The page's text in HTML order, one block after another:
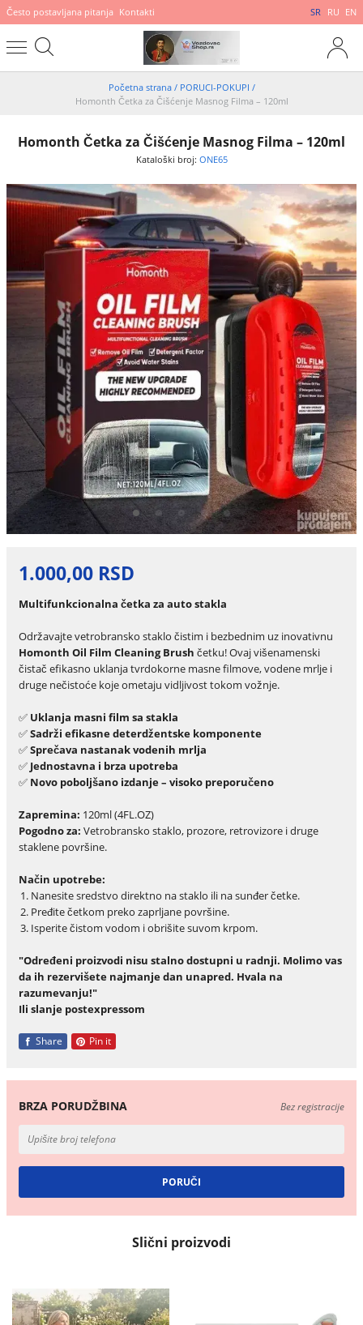
Često postavljana pitanja Kontakti SR RU EN
Početna strana / PORUCI-POKUPI /
Homonth Četka za Čišćenje Masnog Filma – 120ml
Homonth Četka za Čišćenje Masnog Filma – 120ml
Kataloški broj: ONE65
1.000,00 RSD
Multifunkcionalna četka za auto stakla
Održavajte vetrobransko staklo čistim i bezbednim uz inovativnu
Homonth Oil Film Cleaning Brush četku! Ovaj višenamenski
čistač efikasno uklanja tvrdokorne masne filmove, vodene mrlje i
druge nečistoće koje ometaju vidljivost tokom vožnje.
✅ Uklanja masni film sa stakla
✅Sadrži efikasne deterdžentske komponente
✅Sprečava nastanak vodenih mrlja
✅ Jednostavna i brza upotreba
✅ Novo poboljšano izdanje – visoko preporučeno
Zapremina: 120ml (4FL.OZ)
Pogodno za: Vetrobransko staklo, prozore, retrovizore i druge
staklene površine.
Način upotrebe:
Nanesite sredstvo direktno na staklo ili na sunđer četke.
Pređite četkom preko zaprljane površine.
Isperite čistom vodom i obrišite suvom krpom.
"Određeni proizvodi nisu stalno dostupni u radnji. Molimo vas
da ih rezervišete najmanje dan unapred. Hvala na
razumevanju!"
Ili slanje postexpressom
Share Pin it
BRZA PORUDŽBINA Bez registracije
Slični proizvodi